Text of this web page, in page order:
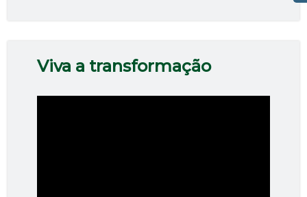
Viva a transformação